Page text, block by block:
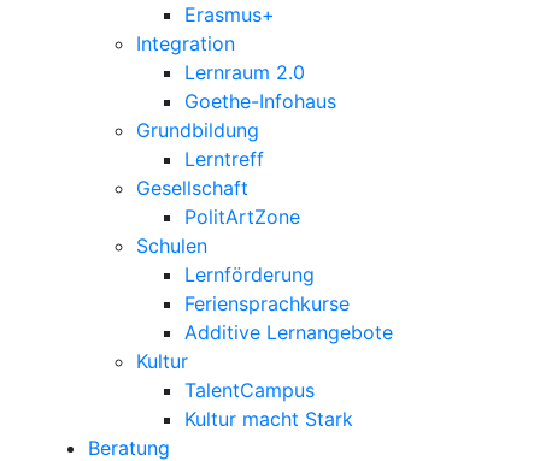
Erasmus+
Integration
Lernraum 2.0
Goethe-Infohaus
Grundbildung
Lerntreff
Gesellschaft
PolitArtZone
Schulen
Lernförderung
Feriensprachkurse
Additive Lernangebote
Kultur
TalentCampus
Kultur macht Stark
Beratung